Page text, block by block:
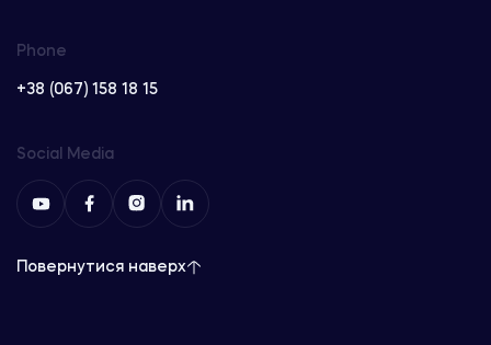
Phone
+38 (067) 158 18 15
Social Media
Повернутися наверх